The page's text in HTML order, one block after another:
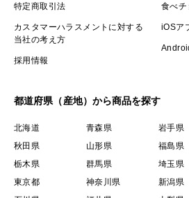
特定商取引法
カスタマーハラスメントに対する
当社の考え方
採用情報
食べ
iOSア
都道府県（産地）から商品を探す
北海道 青森県 岩手県
秋田県
山形県 福島県
栃木県
群馬県 埼玉県
東京都
神奈川県 新潟県